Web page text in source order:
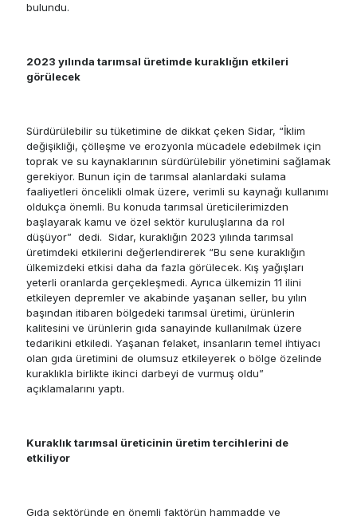
bulundu.
2023 yılında tarımsal üretimde kuraklığın etkileri
görülecek
Sürdürülebilir su tüketimine de dikkat çeken Sidar, “İklim
değişikliği, çölleşme ve erozyonla mücadele edebilmek için
toprak ve su kaynaklarının sürdürülebilir yönetimini sağlamak
gerekiyor. Bunun için de tarımsal alanlardaki sulama
faaliyetleri öncelikli olmak üzere, verimli su kaynağı kullanımı
oldukça önemli. Bu konuda tarımsal üreticilerimizden
başlayarak kamu ve özel sektör kuruluşlarına da rol
düşüyor” dedi. Sidar, kuraklığın 2023 yılında tarımsal
üretimdeki etkilerini değerlendirerek “Bu sene kuraklığın
ülkemizdeki etkisi daha da fazla görülecek. Kış yağışları
yeterli oranlarda gerçekleşmedi. Ayrıca ülkemizin 11 ilini
etkileyen depremler ve akabinde yaşanan seller, bu yılın
başından itibaren bölgedeki tarımsal üretimi, ürünlerin
kalitesini ve ürünlerin gıda sanayinde kullanılmak üzere
tedarikini etkiledi. Yaşanan felaket, insanların temel ihtiyacı
olan gıda üretimini de olumsuz etkileyerek o bölge özelinde
kuraklıkla birlikte ikinci darbeyi de vurmuş oldu”
açıklamalarını yaptı.
Kuraklık tarımsal üreticinin üretim tercihlerini de
etkiliyor
Gıda sektöründe en önemli faktörün hammadde ve